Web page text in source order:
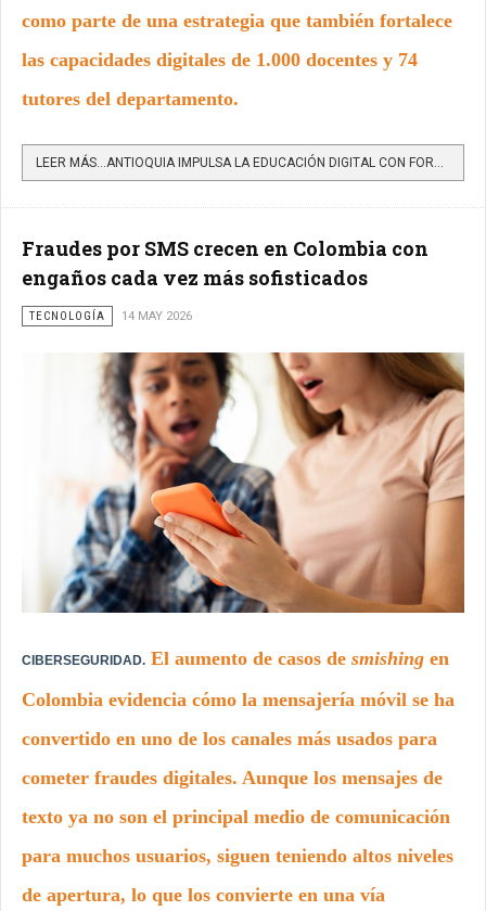
como parte de una estrategia que también fortalece
las capacidades digitales de 1.000 docentes y 74
tutores del departamento.
Fraudes por SMS crecen en Colombia con
engaños cada vez más sofisticados
TECNOLOGÍA 14 MAY 2026
CIBERSEGURIDAD. El aumento de casos de smishing en
Colombia evidencia cómo la mensajería móvil se ha
convertido en uno de los canales más usados para
cometer fraudes digitales. Aunque los mensajes de
texto ya no son el principal medio de comunicación
para muchos usuarios, siguen teniendo altos niveles
de apertura, lo que los convierte en una vía